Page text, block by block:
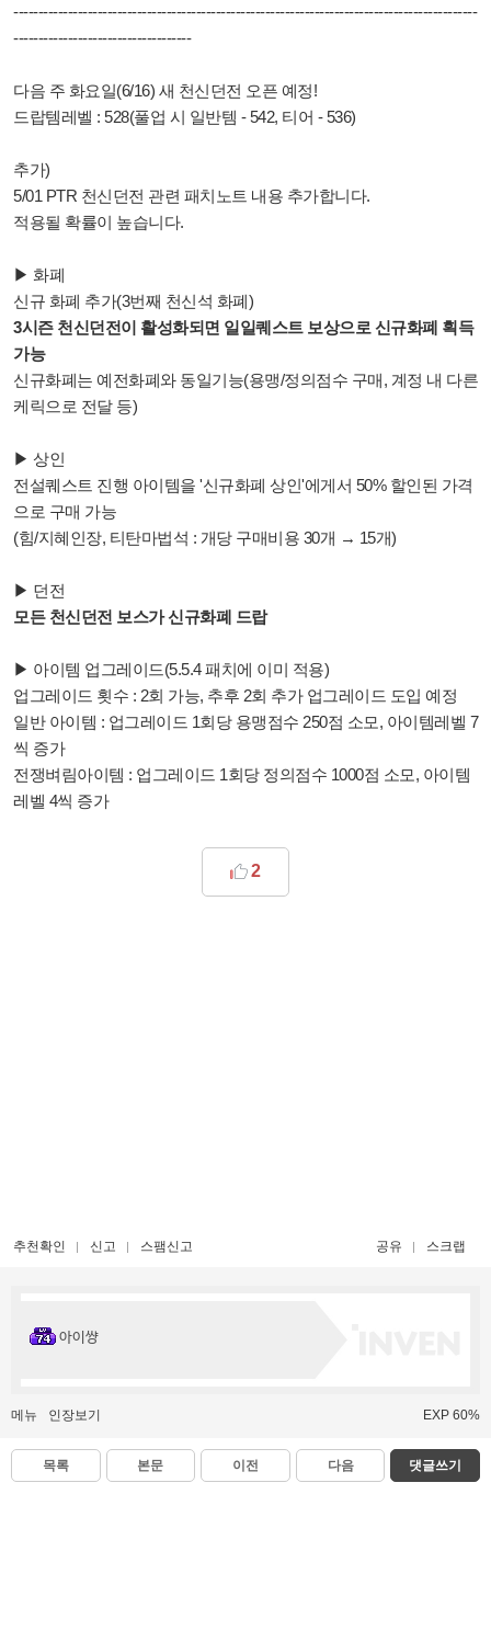
----------------------------------------------------------------------------------------------
------------------------------------
다음 주 화요일(6/16) 새 천신던전 오픈 예정!
드랍템레벨 : 528(풀업 시 일반템 - 542, 티어 - 536)
추가)
5/01 PTR 천신던전 관련 패치노트 내용 추가합니다.
적용될 확률이 높습니다.
▶ 화폐
신규 화폐 추가(3번째 천신석 화폐)
3시즌 천신던전이 활성화되면 일일퀘스트 보상으로 신규화폐 획득
가능
신규화폐는 예전화폐와 동일기능(용맹/정의점수 구매, 계정 내 다른
케릭으로 전달 등)
▶ 상인
전설퀘스트 진행 아이템을 '신규화폐 상인'에게서 50% 할인된 가격
으로 구매 가능
(힘/지혜인장, 티탄마법석 : 개당 구매비용 30개 → 15개)
▶ 던전
모든 천신던전 보스가 신규화폐 드랍
▶ 아이템 업그레이드(5.5.4 패치에 이미 적용)
업그레이드 횟수 : 2회 가능, 추후 2회 추가 업그레이드 도입 예정
일반 아이템 : 업그레이드 1회당 용맹점수 250점 소모, 아이템레벨 7
씩 증가
전쟁벼림아이템 : 업그레이드 1회당 정의점수 1000점 소모, 아이템
레벨 4씩 증가
2
추천확인 신고 스팸신고 공유 스크랩
아이썅
메뉴 인장보기 EXP 60%
목록 본문 이전 다음 댓글쓰기